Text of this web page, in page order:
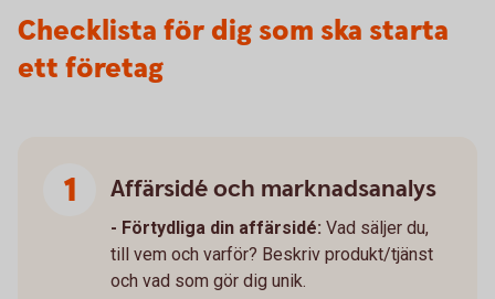
Checklista för dig som ska starta
ett företag
Affärsidé och marknadsanalys
- Förtydliga din affärsidé: Vad säljer du,
till vem och varför? Beskriv produkt/tjänst
och vad som gör dig unik.